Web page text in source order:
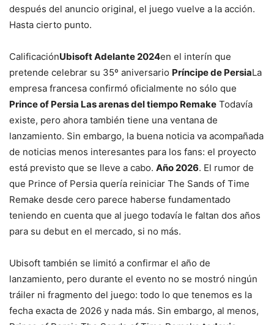
después del anuncio original, el juego vuelve a la acción.
Hasta cierto punto.
CalificaciónUbisoft Adelante 2024en el interín que
pretende celebrar su 35º aniversario Príncipe de PersiaLa
empresa francesa confirmó oficialmente no sólo que
Prince of Persia Las arenas del tiempo Remake Todavía
existe, pero ahora también tiene una ventana de
lanzamiento. Sin embargo, la buena noticia va acompañada
de noticias menos interesantes para los fans: el proyecto
está previsto que se lleve a cabo. Año 2026. El rumor de
que Prince of Persia quería reiniciar The Sands of Time
Remake desde cero parece haberse fundamentado
teniendo en cuenta que al juego todavía le faltan dos años
para su debut en el mercado, si no más.
Ubisoft también se limitó a confirmar el año de
lanzamiento, pero durante el evento no se mostró ningún
tráiler ni fragmento del juego: todo lo que tenemos es la
fecha exacta de 2026 y nada más. Sin embargo, al menos,